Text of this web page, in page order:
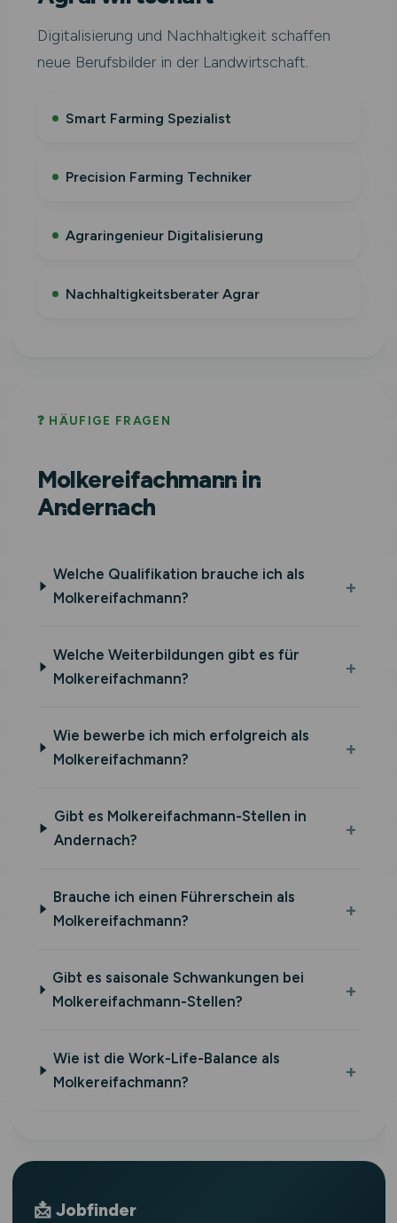
Digitalisierung und Nachhaltigkeit schaffen
neue Berufsbilder in der Landwirtschaft.
Smart Farming Spezialist
Precision Farming Techniker
Agraringenieur Digitalisierung
Nachhaltigkeitsberater Agrar
❓ HÄUFIGE FRAGEN
Molkereifachmann in
Andernach
Welche Qualifikation brauche ich als
Molkereifachmann?
Welche Weiterbildungen gibt es für
Molkereifachmann?
Wie bewerbe ich mich erfolgreich als
Molkereifachmann?
Gibt es Molkereifachmann-Stellen in
Andernach?
Brauche ich einen Führerschein als
Molkereifachmann?
Gibt es saisonale Schwankungen bei
Molkereifachmann-Stellen?
Wie ist die Work-Life-Balance als
Molkereifachmann?
📩 Jobfinder